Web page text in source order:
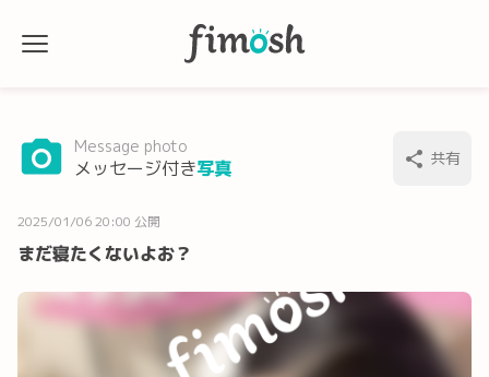
Message photo
メッセージ付き写真 共有
2025/01/06 20:00 公開
まだ寝たくないよお？